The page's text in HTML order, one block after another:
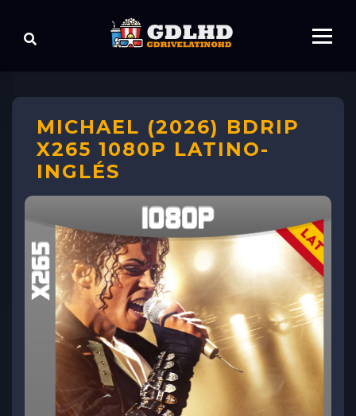
MICHAEL (2026) BDRIP
X265 1080P LATINO-
INGLÉS